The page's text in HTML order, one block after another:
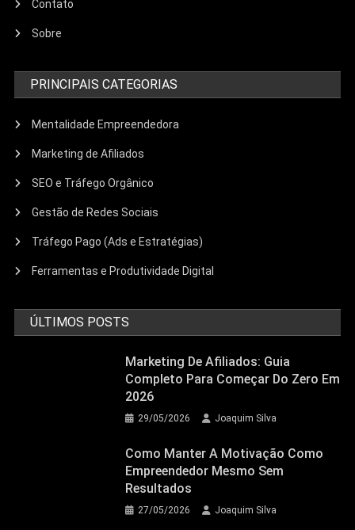
Contato
Sobre
PRINCIPAIS CATEGORIAS
Mentalidade Empreendedora
Marketing de Afiliados
SEO e Tráfego Orgânico
Gestão de Redes Sociais
Tráfego Pago (Ads e Estratégias)
Ferramentas e Produtividade Digital
ÚLTIMOS POSTS
Marketing De Afiliados: Guia
Completo Para Começar Do Zero Em
2026
29/05/2026 Joaquim Silva
Como Manter A Motivação Como
Empreendedor Mesmo Sem
Resultados
27/05/2026 Joaquim Silva